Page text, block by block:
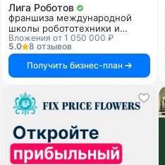
Лига Роботов
франшиза международной
школы робототехники и
программирования
Вложения от 1 050 000 ₽
5.0
8 отзывов
Получить бизнес-план